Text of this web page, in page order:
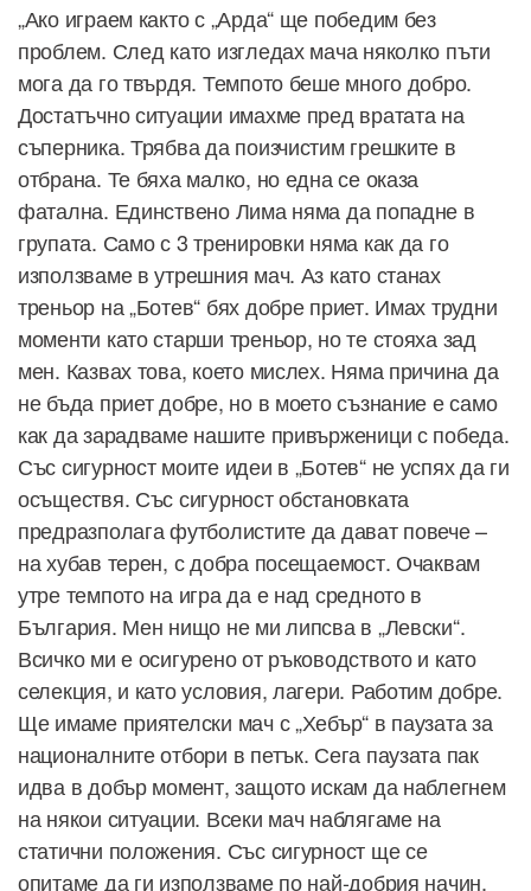
„Ако играем както с „Арда“ ще победим без
проблем. След като изгледах мача няколко пъти
мога да го твърдя. Темпото беше много добро.
Достатъчно ситуации имахме пред вратата на
съперника. Трябва да поизчистим грешките в
отбрана. Те бяха малко, но една се оказа
фатална. Единствено Лима няма да попадне в
групата. Само с 3 тренировки няма как да го
използваме в утрешния мач. Аз като станах
треньор на „Ботев“ бях добре приет. Имах трудни
моменти като старши треньор, но те стояха зад
мен. Казвах това, което мислех. Няма причина да
не бъда приет добре, но в моето съзнание е само
как да зарадваме нашите привърженици с победа.
Със сигурност моите идеи в „Ботев“ не успях да ги
осъществя. Със сигурност обстановката
предразполага футболистите да дават повече –
на хубав терен, с добра посещаемост. Очаквам
утре темпото на игра да е над средното в
България. Мен нищо не ми липсва в „Левски“.
Всичко ми е осигурено от ръководството и като
селекция, и като условия, лагери. Работим добре.
Ще имаме приятелски мач с „Хебър“ в паузата за
националните отбори в петък. Сега паузата пак
идва в добър момент, защото искам да наблегнем
на някои ситуации. Всеки мач наблягаме на
статични положения. Със сигурност ще се
опитаме да ги използваме по най-добрия начин.